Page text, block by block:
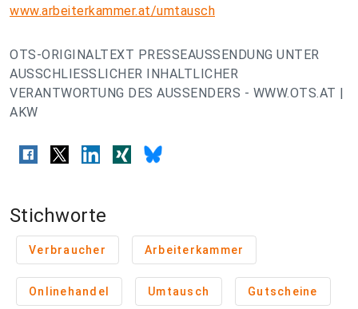
www.arbeiterkammer.at/umtausch
OTS-ORIGINALTEXT PRESSEAUSSENDUNG UNTER
AUSSCHLIESSLICHER INHALTLICHER
VERANTWORTUNG DES AUSSENDERS - WWW.OTS.AT |
AKW
Stichworte
Verbraucher Arbeiterkammer
Onlinehandel Umtausch Gutscheine